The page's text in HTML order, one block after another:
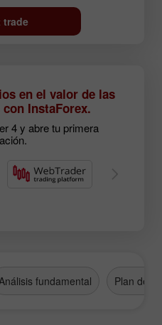
trade
en el valor de las
InstaForex.
4 y abre tu primera
fundamental Plan de